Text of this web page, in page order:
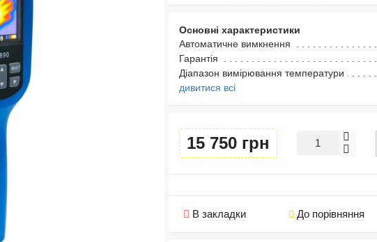
Основні характеристики
Автоматичне вимкнення
Гарантія
Діапазон вимірювання температури
дивитися всі
15 750 грн
В закладки До порівняння